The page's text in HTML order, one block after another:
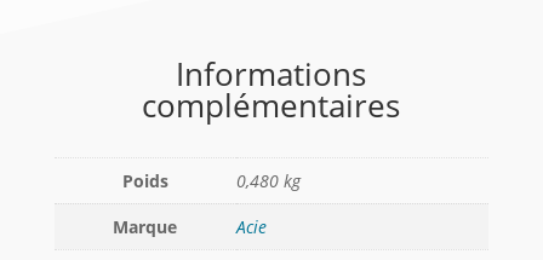
Informations
complémentaires
Poids
0,480 kg
Marque
Acie